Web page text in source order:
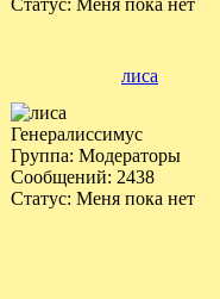
Статус: Меня пока нет
лиса
Генералиссимус
Группа: Модераторы
Сообщений: 2438
Статус: Меня пока нет